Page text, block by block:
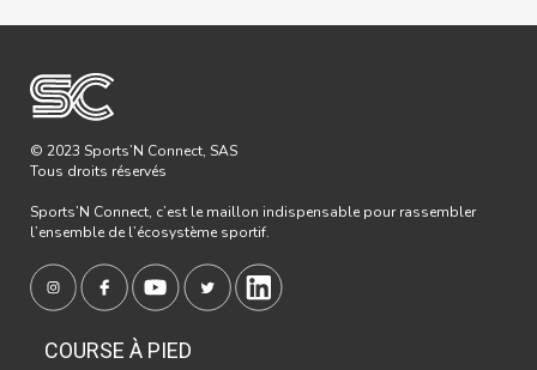
© 2023 Sports’N Connect, SAS
Tous droits réservés
Sports’N Connect, c’est le maillon indispensable pour rassembler
l’ensemble de l’écosystème sportif.
COURSE À PIED